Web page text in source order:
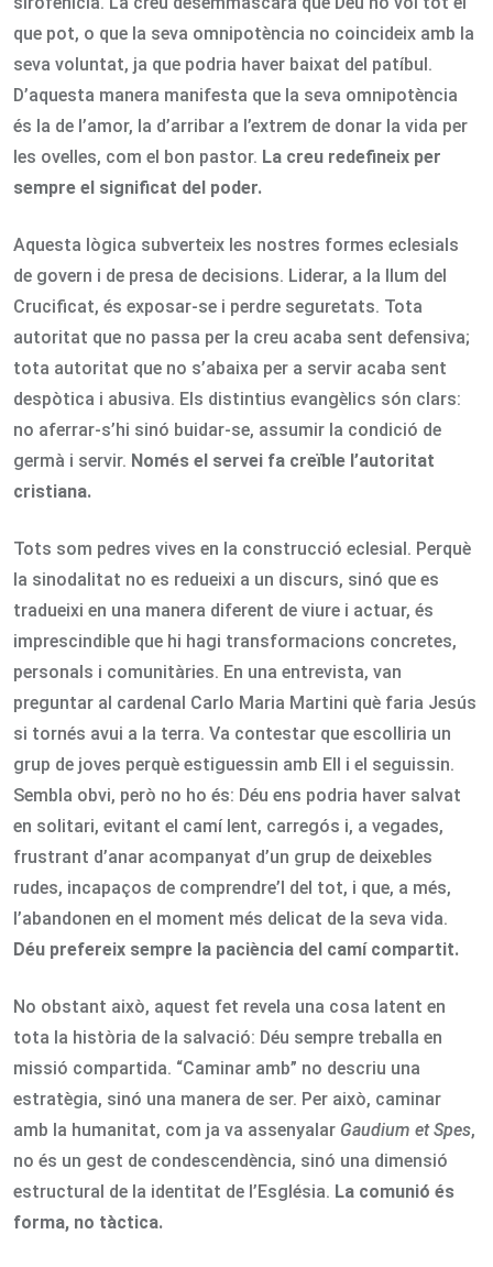
que pot, o que la seva omnipotència no coincideix amb la
seva voluntat, ja que podria haver baixat del patíbul.
D’aquesta manera manifesta que la seva omnipotència
és la de l’amor, la d’arribar a l’extrem de donar la vida per
les ovelles, com el bon pastor. La creu redefineix per
sempre el significat del poder.
Aquesta lògica subverteix les nostres formes eclesials
de govern i de presa de decisions. Liderar, a la llum del
Crucificat, és exposar-se i perdre seguretats. Tota
autoritat que no passa per la creu acaba sent defensiva;
tota autoritat que no s’abaixa per a servir acaba sent
despòtica i abusiva. Els distintius evangèlics són clars:
no aferrar-s’hi sinó buidar-se, assumir la condició de
germà i servir. Només el servei fa creïble l’autoritat
cristiana.
Tots som pedres vives en la construcció eclesial. Perquè
la sinodalitat no es redueixi a un discurs, sinó que es
tradueixi en una manera diferent de viure i actuar, és
imprescindible que hi hagi transformacions concretes,
personals i comunitàries. En una entrevista, van
preguntar al cardenal Carlo Maria Martini què faria Jesús
si tornés avui a la terra. Va contestar que escolliria un
grup de joves perquè estiguessin amb Ell i el seguissin.
Sembla obvi, però no ho és: Déu ens podria haver salvat
en solitari, evitant el camí lent, carregós i, a vegades,
frustrant d’anar acompanyat d’un grup de deixebles
rudes, incapaços de comprendre’l del tot, i que, a més,
l’abandonen en el moment més delicat de la seva vida.
Déu prefereix sempre la paciència del camí compartit.
No obstant això, aquest fet revela una cosa latent en
tota la història de la salvació: Déu sempre treballa en
missió compartida. “Caminar amb” no descriu una
estratègia, sinó una manera de ser. Per això, caminar
amb la humanitat, com ja va assenyalar Gaudium et Spes,
no és un gest de condescendència, sinó una dimensió
estructural de la identitat de l’Església. La comunió és
forma, no tàctica.